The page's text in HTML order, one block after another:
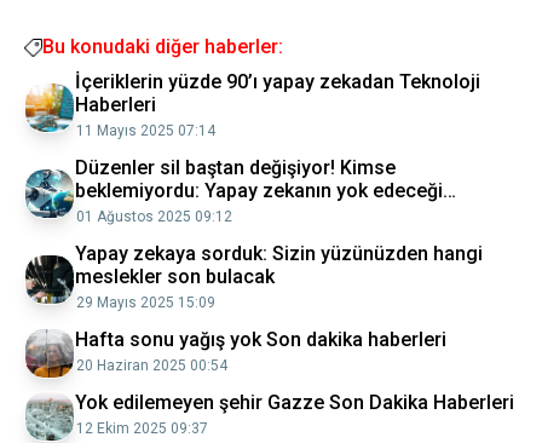
Bu konudaki diğer haberler:
İçeriklerin yüzde 90’ı yapay zekadan Teknoloji
Haberleri
11 Mayıs 2025 07:14
Düzenler sil baştan değişiyor! Kimse
beklemiyordu: Yapay zekanın yok edeceği
meslekler
01 Ağustos 2025 09:12
Yapay zekaya sorduk: Sizin yüzünüzden hangi
meslekler son bulacak
29 Mayıs 2025 15:09
Hafta sonu yağış yok Son dakika haberleri
20 Haziran 2025 00:54
Yok edilemeyen şehir Gazze Son Dakika Haberleri
12 Ekim 2025 09:37